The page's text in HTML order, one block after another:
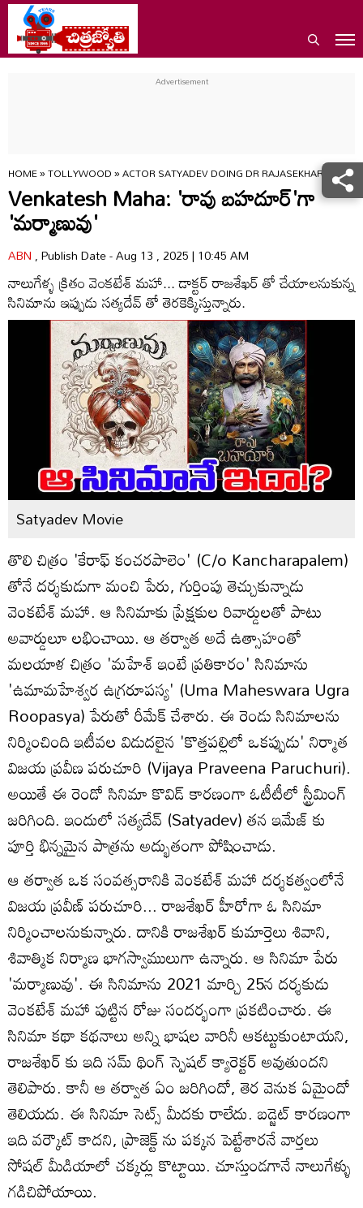
HOME»TOLLYWOOD»ACTOR SATYADEV DOING DR RAJASEKHAR MOVIE
Venkatesh Maha: 'రావు బహదూర్'గా
'మర్మాణువు'
ABN, Publish Date - Aug 13 , 2025 | 10:45 AM
నాలుగేళ్ళ క్రితం వెంకటేశ్ మహా... డాక్టర్ రాజశేఖర్ తో చేయాలనుకున్న
సినిమాను ఇప్పుడు సత్యదేవ్ తో తెరకెక్కిస్తున్నారు.
Satyadev Movie
తొలి చిత్రం 'కేరాఫ్ కంచరపాలెం' (C/o Kancharapalem)
తోనే దర్శకుడుగా మంచి పేరు, గుర్తింపు తెచ్చుకున్నాడు
వెంకటేశ్‌ మహా. ఆ సినిమాకు ప్రేక్షకుల రివార్డులతో పాటు
అవార్డులూ లభించాయి. ఆ తర్వాత అదే ఉత్సాహంతో
మలయాళ చిత్రం 'మహేశ్‌ ఇంటే ప్రతికారం' సినిమాను
'ఉమామహేశ్వర ఉగ్రరూపస్య' (Uma Maheswara Ugra
Roopasya) పేరుతో రీమేక్ చేశారు. ఈ రెండు సినిమాలను
నిర్మించింది ఇటీవల విడుదలైన 'కొత్తపల్లిలో ఒకప్పుడు' నిర్మాత
విజయ ప్రవీణ పరుచూరి (Vijaya Praveena Paruchuri).
అయితే ఈ రెండో సినిమా కొవిడ్ కారణంగా ఓటీటీలో స్ట్రీమింగ్
జరిగింది. ఇందులో సత్యదేవ్ (Satyadev) తన ఇమేజ్ కు
పూర్తి భిన్నమైన పాత్రను అద్భుతంగా పోషించాడు.
ఆ తర్వాత ఒక సంవత్సరానికి వెంకటేశ్ మహా దర్శకత్వంలోనే
విజయ ప్రవీణ్‌ పరుచూరి... రాజశేఖర్ హీరోగా ఓ సినిమా
నిర్మించాలనుకున్నారు. దానికి రాజశేఖర్ కుమార్తెలు శివాని,
శివాత్మిక నిర్మాణ భాగస్వాములుగా ఉన్నారు. ఆ సినిమా పేరు
'మర్మాణువు'. ఈ సినిమాను 2021 మార్చి 25న దర్శకుడు
వెంకటేశ్‌ మహా పుట్టిన రోజు సందర్భంగా ప్రకటించారు. ఈ
సినిమా కథా కథనాలు అన్ని భాషల వారినీ ఆకట్టుకుంటాయని,
రాజశేఖర్ కు ఇది సమ్ థింగ్ స్పెషల్ క్యారెక్టర్ అవుతుందని
తెలిపారు. కానీ ఆ తర్వాత ఏం జరిగిందో, తెర వెనుక ఏమైందో
తెలియదు. ఈ సినిమా సెట్స్ మీదకు రాలేదు. బడ్జెట్ కారణంగా
ఇది వర్కౌట్ కాదని, ప్రాజెక్ట్ ను పక్కన పెట్టేశారనే వార్తలు
సోషల్ మీడియాలో చక్కర్లు కొట్టాయి. చూస్తుండగానే నాలుగేళ్ళు
గడిచిపోయాయి.